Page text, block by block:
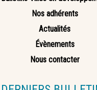
Nos adhérents
Actualités
Évènements
Nous contacter